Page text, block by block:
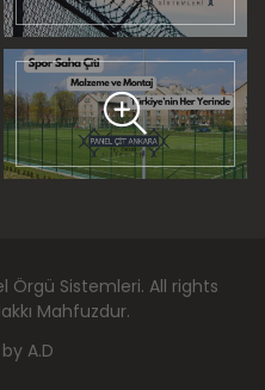
Örgü Sistemleri. All rights
Mahfuzdur.
A.D